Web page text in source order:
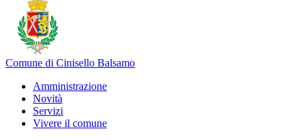
Comune di Cinisello Balsamo
Amministrazione
Novità
Servizi
Vivere il comune